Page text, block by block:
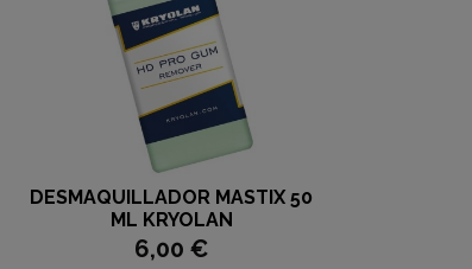
DESMAQUILLADOR MASTIX 50
ML KRYOLAN
6,00 €